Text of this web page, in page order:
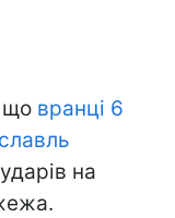
що вранці 6
на